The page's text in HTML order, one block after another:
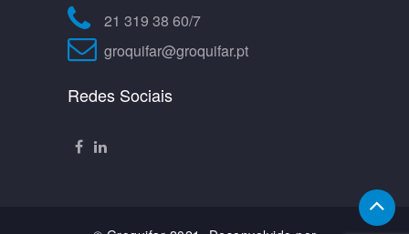
21 319 38 60/7
groquifar@groquifar.pt
Redes Sociais